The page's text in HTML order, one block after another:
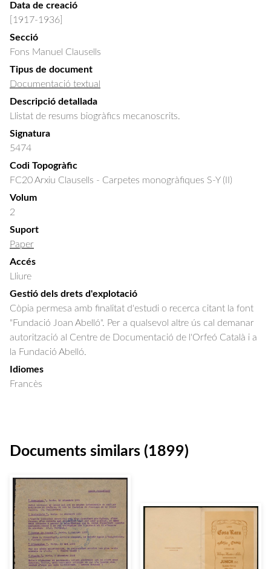
Data de creació
[1917-1936]
Secció
Fons Manuel Clausells
Tipus de document
Documentació textual
Descripció detallada
Llistat de resums biogràfics mecanoscrits.
Signatura
5474
Codi Topogràfic
FC20 Arxiu Clausells - Carpetes monogràfiques S-Y (II)
Volum
2
Suport
Paper
Accés
Lliure
Gestió dels drets d'explotació
Còpia permesa amb finalitat d'estudi o recerca citant la font
"Fundació Joan Abelló". Per a qualsevol altre ús cal demanar
autorització al Centre de Documentació de l'Orfeó Català i a
la Fundació Abelló.
Idiomes
Francès
Documents similars (1899)